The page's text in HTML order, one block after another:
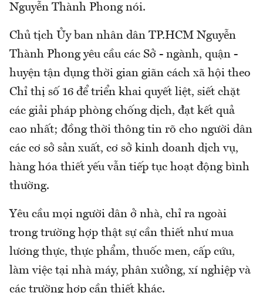
Nguyễn Thành Phong nói.
Chủ tịch Ủy ban nhân dân TP.HCM Nguyễn
Thành Phong yêu cầu các Sở - ngành, quận -
huyện tận dụng thời gian giãn cách xã hội theo
Chỉ thị số 16 để triển khai quyết liệt, siết chặt
các giải pháp phòng chống dịch, đạt kết quả
cao nhất; đồng thời thông tin rõ cho người dân
các cơ sở sản xuất, cơ sở kinh doanh dịch vụ,
hàng hóa thiết yếu vẫn tiếp tục hoạt động bình
thường.
Yêu cầu mọi người dân ở nhà, chỉ ra ngoài
trong trường hợp thật sự cần thiết như mua
lương thực, thực phẩm, thuốc men, cấp cứu,
làm việc tại nhà máy, phân xưởng, xí nghiệp và
các trường hợp cần thiết khác.